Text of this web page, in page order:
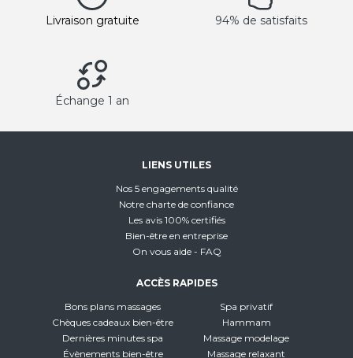
Livraison gratuite 94% de satisfaits
Échange 1 an
LIENS UTILES
Nos 5 engagements qualité
Notre charte de confiance
Les avis 100% certifiés
Bien-être en entreprise
On vous aide - FAQ
ACCÈS RAPIDES
Bons plans massages
Chèques cadeaux bien-être
Dernières minutes spa
Évènements bien-être
Spa privatif
Hammam
Massage modelage
Massage relaxant